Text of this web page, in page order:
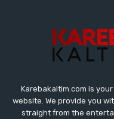
Karebakaltim.com is
website. We provide you
straight from the